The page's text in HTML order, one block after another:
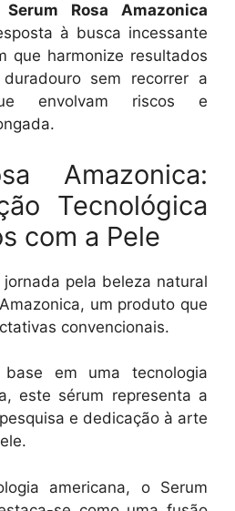
Serum Rosa Amazonica
à busca incessante
que harmonize resultados
sem recorrer a
envolvam riscos e
Amazonica:
Tecnológica
com a Pele
pela beleza natural
um produto que
convencionais.
base em uma tecnologia
este sérum representa a
e dedicação à arte
americana, o Serum